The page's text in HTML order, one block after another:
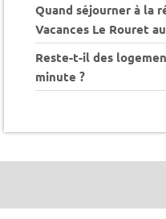
Quand séjourner à la
Vacances Le Rouret
Reste-t-il des
minute ?